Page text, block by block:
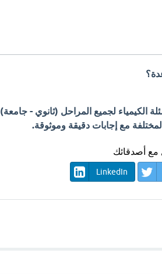
لجميع المراحل (ثانوي - جامعة)
مع إجابات دقيقة وموثوقة.
مع أصدقائك
LinkedIn